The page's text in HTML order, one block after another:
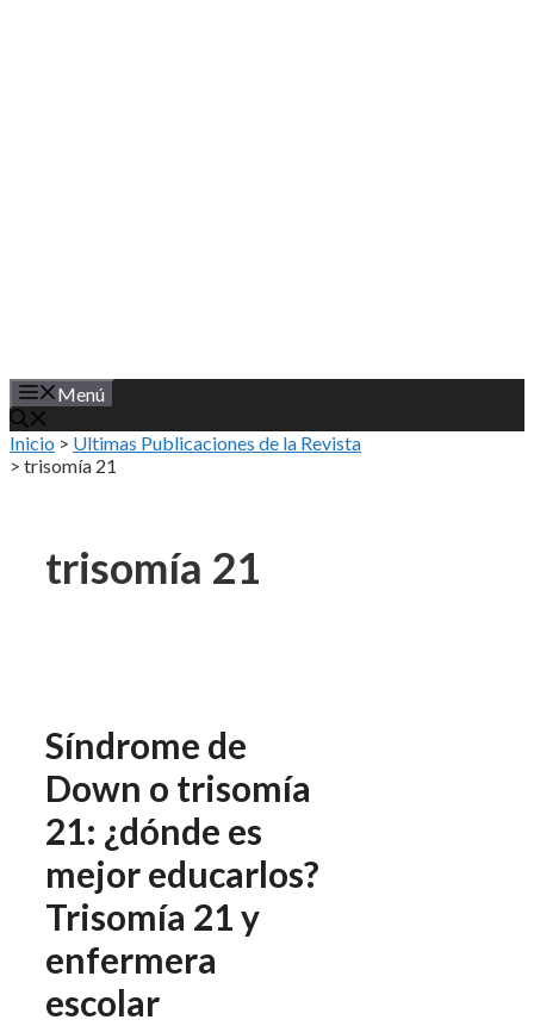
Menú
Inicio > Ultimas Publicaciones de la Revista
> trisomía 21
trisomía 21
Síndrome de
Down o trisomía
21: ¿dónde es
mejor educarlos?
Trisomía 21 y
enfermera
escolar